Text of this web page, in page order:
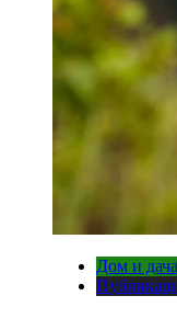
Дом и дача